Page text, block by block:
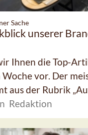
Sache
unserer
Ihnen die Top-
vor. Der
aus der Rubrik
Redaktion